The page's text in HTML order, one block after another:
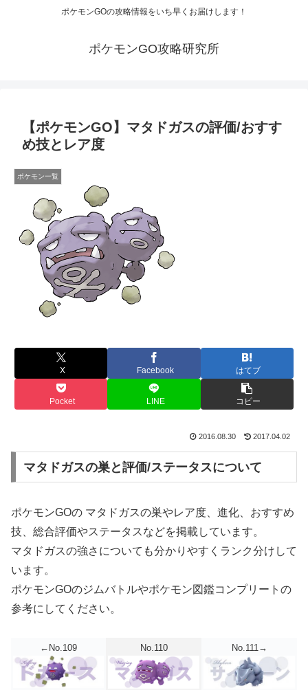
ポケモンGOの攻略情報をいち早くお届けします！
ポケモンGO攻略研究所
【ポケモンGO】マタドガスの評価/おすす
め技とレア度
ポケモン一覧
X Facebook はてブ
Pocket LINE コピー
2016.08.30 2017.04.02
マタドガスの巣と評価/ステータスについて
ポケモンGOの マタドガスの巣やレア度、進化、おすすめ
技、総合評価やステータスなどを掲載しています。
マタドガスの強さについても分かりやすくランク分けして
います。
ポケモンGOのジムバトルやポケモン図鑑コンプリートの
参考にしてください。
←No.109 No.110 No.111→